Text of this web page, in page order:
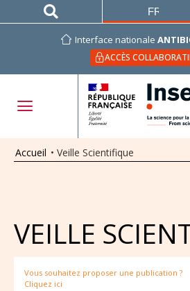
Interface nationale
ACCÈS
Accueil • Veille Scientifique
VEILLE
Vous souhaitez proposer une publication ?
Cliquez ici